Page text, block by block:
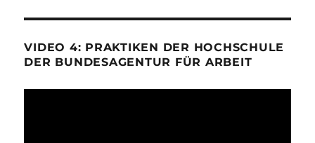
VIDEO 4: PRAKTIKEN DER HOCHSCHULE
DER BUNDESAGENTUR FÜR ARBEIT